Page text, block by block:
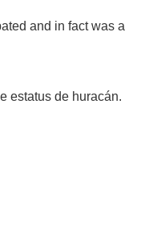
and in fact was a
estatus de huracán.